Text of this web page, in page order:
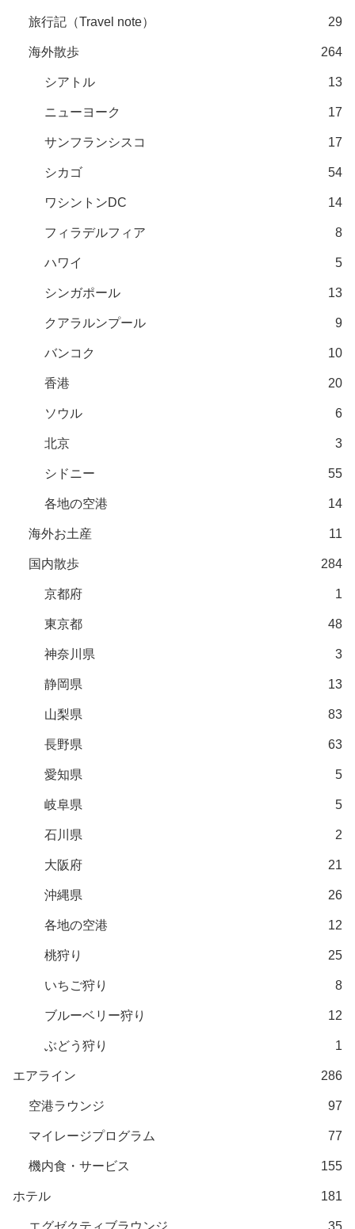
旅行記（Travel note） 29
海外散歩 264
シアトル 13
ニューヨーク 17
サンフランシスコ 17
シカゴ 54
ワシントンDC 14
フィラデルフィア 8
ハワイ 5
シンガポール 13
クアラルンプール 9
バンコク 10
香港 20
ソウル 6
北京 3
シドニー 55
各地の空港 14
海外お土産 11
国内散歩 284
京都府 1
東京都 48
神奈川県 3
静岡県 13
山梨県 83
長野県 63
愛知県 5
岐阜県 5
石川県 2
大阪府 21
沖縄県 26
各地の空港 12
桃狩り 25
いちご狩り 8
ブルーベリー狩り 12
ぶどう狩り 1
エアライン 286
空港ラウンジ 97
マイレージプログラム 77
機内食・サービス 155
ホテル 181